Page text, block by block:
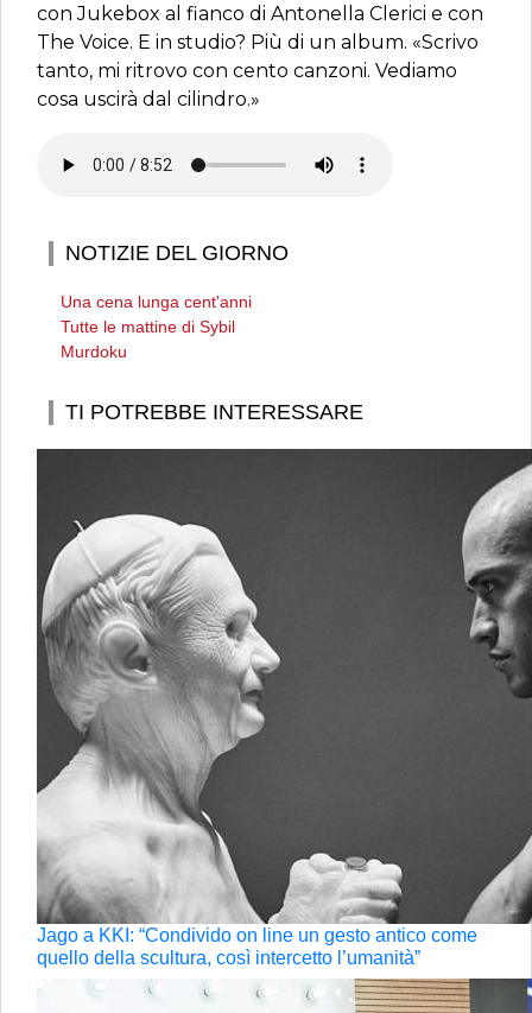
con Jukebox al fianco di Antonella Clerici e con
The Voice. E in studio? Più di un album. «Scrivo
tanto, mi ritrovo con cento canzoni. Vediamo
cosa uscirà dal cilindro.»
NOTIZIE DEL GIORNO
Una cena lunga cent'anni
Tutte le mattine di Sybil
Murdoku
TI POTREBBE INTERESSARE
Jago a KKI: “Condivido on line un gesto antico come
quello della scultura, così intercetto l’umanità”